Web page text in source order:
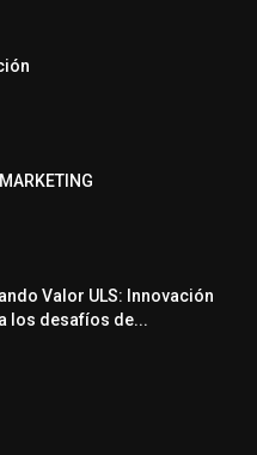
Valor ULS: Innovación
los desafíos de...